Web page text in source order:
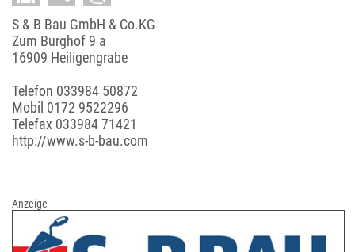
S & B Bau GmbH & Co.KG
Zum Burghof 9 a
16909 Heiligengrabe
Telefon 033984 50872
Mobil 0172 9522296
Telefax 033984 71421
http://www.s-b-bau.com
Anzeige